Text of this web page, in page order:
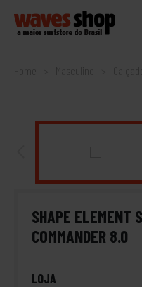
Home
SHAPE ELEMENT
COMMANDER 8.0
LOJA